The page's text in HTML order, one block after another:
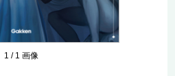
1 / 1 画像